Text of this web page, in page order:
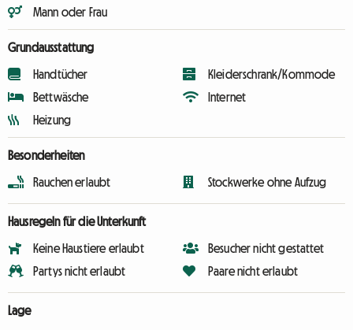
Mann oder Frau
Grundausstattung
Handtücher
Bettwäsche
Heizung
Kleiderschrank/Kommode
Internet
Besonderheiten
Rauchen erlaubt Stockwerke ohne Aufzug
Hausregeln für die Unterkunft
Keine Haustiere erlaubt
Partys nicht erlaubt
Besucher nicht gestattet
Paare nicht erlaubt
Lage